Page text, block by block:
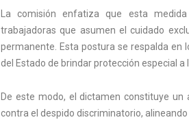
La comisión enfatiza que esta
trabajadoras que asumen el cuidado
permanente. Esta postura se respalda en
del Estado de brindar protección especial a
De este modo, el dictamen constituye
contra el despido discriminatorio,